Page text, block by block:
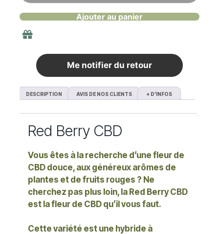
Ajouter au panier
Me notifier du retour
DESCRIPTION AVIS DE NOS CLIENTS + D'INFOS
Red Berry CBD
Vous êtes à la recherche d’une fleur de
CBD douce, aux généreux arômes de
plantes et de fruits rouges ? Ne
cherchez pas plus loin, la Red Berry CBD
est la fleur de CBD qu’il vous faut.
Cette variété est une hybride à